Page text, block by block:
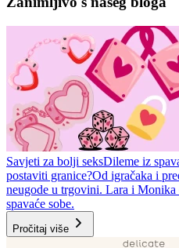
Savjeti za bolji seksDileme iz
postaviti granice?Od igračaka i
neugode u trgovini. Lara i
spavaće sobe.
Pročitaj više